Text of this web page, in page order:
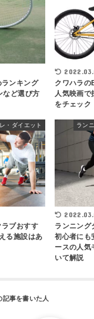
ンキング
など選び方
クワハラの
人気映画で
をチェック
・ダイエット
ブおすす
る施設はあ
ラン
ランニング
初心者にも
ースの人気
いて解説